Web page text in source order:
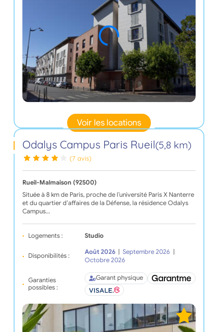
Voir les locations
Odalys Campus Paris Rueil(5,8 km)
(7 avis)
Rueil-Malmaison (92500)
Située à 8 km de Paris, proche de l’université Paris X Nanterre
et du quartier d’affaires de la Défense, la résidence Odalys
Campus…
Logements : Studio
Disponibilités :
Août 2026 Septembre 2026
Octobre 2026
Garanties
possibles :
Garant physique